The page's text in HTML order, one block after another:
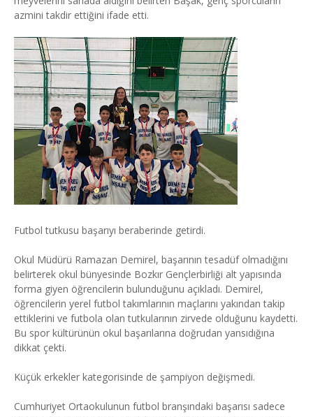
azmini takdir ettiğini ifade etti.
Futbol tutkusu başarıyı beraberinde getirdi.
Okul Müdürü Ramazan Demirel, başarının tesadüf olmadığını
belirterek okul bünyesinde Bozkır Gençlerbirliği alt yapısında
forma giyen öğrencilerin bulunduğunu açıkladı. Demirel,
öğrencilerin yerel futbol takımlarının maçlarını yakından takip
ettiklerini ve futbola olan tutkularının zirvede olduğunu kaydetti.
Bu spor kültürünün okul başarılarına doğrudan yansıdığına
dikkat çekti.
Küçük erkekler kategorisinde de şampiyon değişmedi.
Cumhuriyet Ortaokulunun futbol branşındaki başarısı sadece